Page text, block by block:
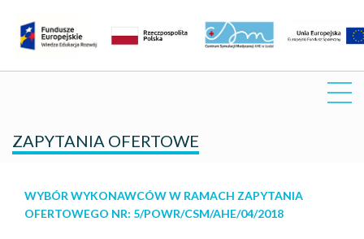
ZAPYTANIA OFERTOWE
WYBÓR WYKONAWCÓW W RAMACH ZAPYTANIA
OFERTOWEGO NR: 5/POWR/CSM/AHE/04/2018